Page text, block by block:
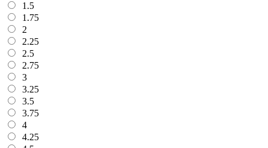
1.5
1.75
2
2.25
2.5
2.75
3
3.25
3.5
3.75
4
4.25